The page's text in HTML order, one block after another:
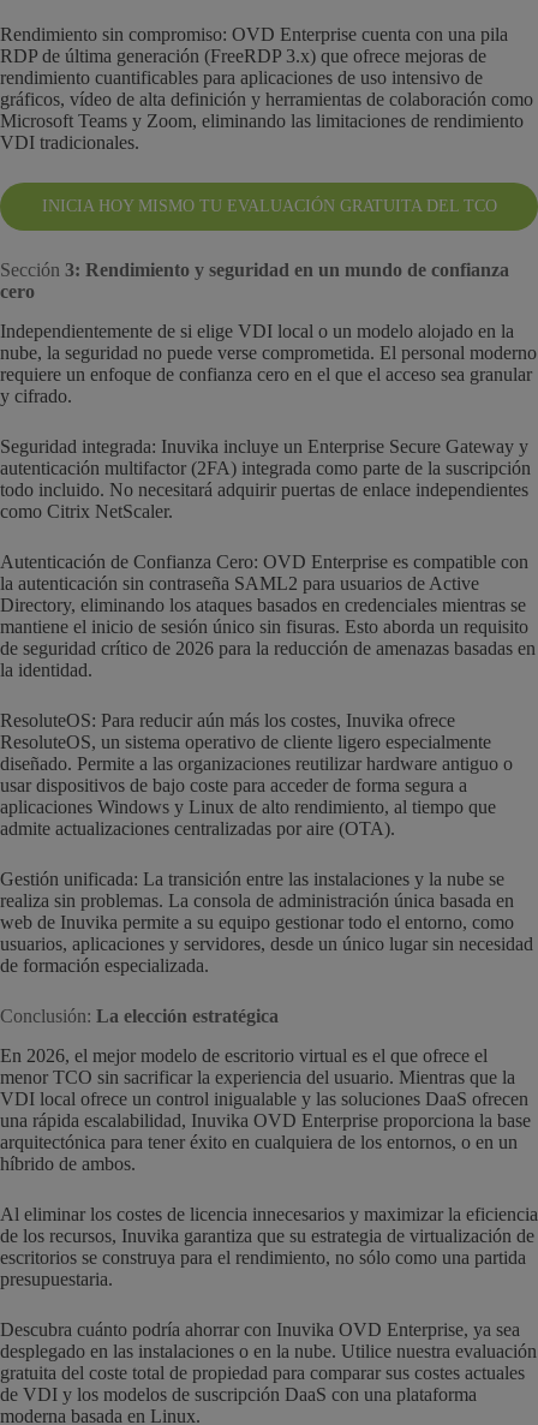
Rendimiento sin compromiso: OVD Enterprise cuenta con una pila
RDP de última generación (FreeRDP 3.x) que ofrece mejoras de
rendimiento cuantificables para aplicaciones de uso intensivo de
gráficos, vídeo de alta definición y herramientas de colaboración como
Microsoft Teams y Zoom, eliminando las limitaciones de rendimiento
VDI tradicionales.
INICIA HOY MISMO TU EVALUACIÓN GRATUITA DEL TCO
Sección 3: Rendimiento y seguridad en un mundo de confianza
cero
Independientemente de si elige VDI local o un modelo alojado en la
nube, la seguridad no puede verse comprometida. El personal moderno
requiere un enfoque de confianza cero en el que el acceso sea granular
y cifrado.
Seguridad integrada: Inuvika incluye un Enterprise Secure Gateway y
autenticación multifactor (2FA) integrada como parte de la suscripción
todo incluido. No necesitará adquirir puertas de enlace independientes
como Citrix NetScaler.
Autenticación de Confianza Cero: OVD Enterprise es compatible con
la autenticación sin contraseña SAML2 para usuarios de Active
Directory, eliminando los ataques basados en credenciales mientras se
mantiene el inicio de sesión único sin fisuras. Esto aborda un requisito
de seguridad crítico de 2026 para la reducción de amenazas basadas en
la identidad.
ResoluteOS: Para reducir aún más los costes, Inuvika ofrece
ResoluteOS, un sistema operativo de cliente ligero especialmente
diseñado. Permite a las organizaciones reutilizar hardware antiguo o
usar dispositivos de bajo coste para acceder de forma segura a
aplicaciones Windows y Linux de alto rendimiento, al tiempo que
admite actualizaciones centralizadas por aire (OTA).
Gestión unificada: La transición entre las instalaciones y la nube se
realiza sin problemas. La consola de administración única basada en
web de Inuvika permite a su equipo gestionar todo el entorno, como
usuarios, aplicaciones y servidores, desde un único lugar sin necesidad
de formación especializada.
Conclusión: La elección estratégica
En 2026, el mejor modelo de escritorio virtual es el que ofrece el
menor TCO sin sacrificar la experiencia del usuario. Mientras que la
VDI local ofrece un control inigualable y las soluciones DaaS ofrecen
una rápida escalabilidad, Inuvika OVD Enterprise proporciona la base
arquitectónica para tener éxito en cualquiera de los entornos, o en un
híbrido de ambos.
Al eliminar los costes de licencia innecesarios y maximizar la eficiencia
de los recursos, Inuvika garantiza que su estrategia de virtualización de
escritorios se construya para el rendimiento, no sólo como una partida
presupuestaria.
Descubra cuánto podría ahorrar con Inuvika OVD Enterprise, ya sea
desplegado en las instalaciones o en la nube. Utilice nuestra evaluación
gratuita del coste total de propiedad para comparar sus costes actuales
de VDI y los modelos de suscripción DaaS con una plataforma
moderna basada en Linux.